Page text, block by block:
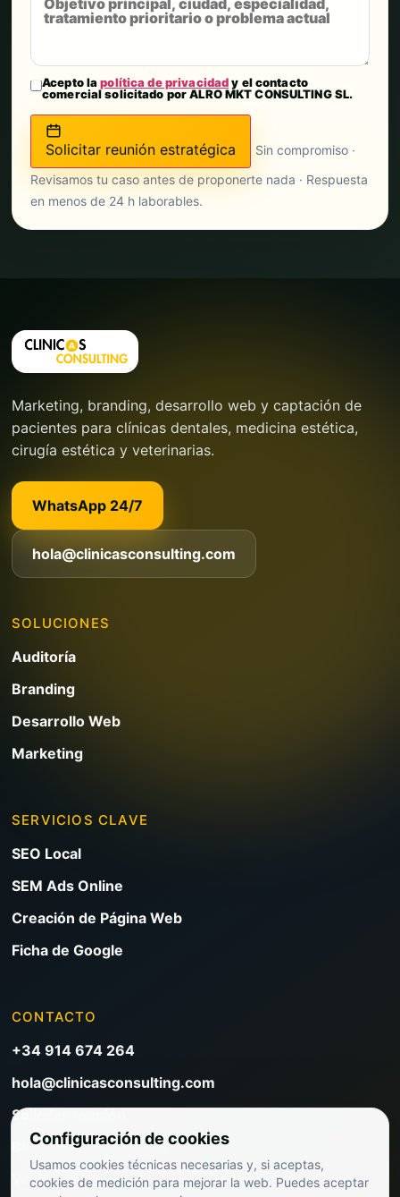
Acepto lapolítica de privacidady el contacto
comercial solicitado por ALRO MKT CONSULTING SL.
Solicitar reunión estratégica
Sin compromiso ·
Revisamos tu caso antes de proponerte nada · Respuesta
en menos de 24 h laborables.
Marketing, branding, desarrollo web y captación de
pacientes para clínicas dentales, medicina estética,
cirugía estética y veterinarias.
WhatsApp 24/7
hola@clinicasconsulting.com
SOLUCIONES
Auditoría
Branding
Desarrollo Web
Marketing
SERVICIOS CLAVE
SEO Local
SEM Ads Online
Creación de Página Web
Ficha de Google
CONTACTO
+34 914 674 264
hola@clinicasconsulting.com
Solicitar reunión
Blog de marketing clínico
Ver precios
Configuración de cookies
Usamos cookies técnicas necesarias y, si aceptas,
cookies de medición para mejorar la web. Puedes aceptar